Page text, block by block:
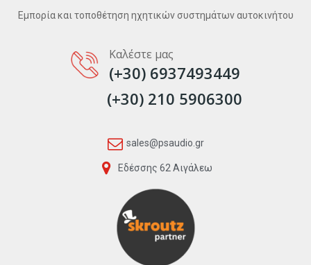
Εμπορία και τοποθέτηση ηχητικών συστημάτων αυτοκινήτου
Καλέστε μας
(+30) 6937493449
(+30) 210 5906300
sales@psaudio.gr
Εδέσσης 62 Αιγάλεω